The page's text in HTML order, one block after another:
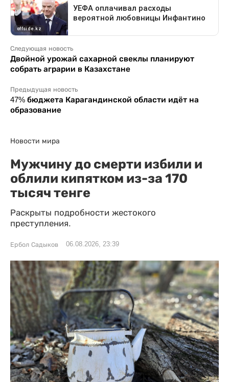
Следующая новость
Двойной урожай сахарной свеклы планируют
собрать аграрии в Казахстане
Предыдущая новость
47% бюджета Карагандинской области идёт на
образование
Новости мира
Мужчину до смерти избили и
облили кипятком из-за 170
тысяч тенге
Раскрыты подробности жестокого
преступления.
Ербол Садыков 06.08.2026, 23:39